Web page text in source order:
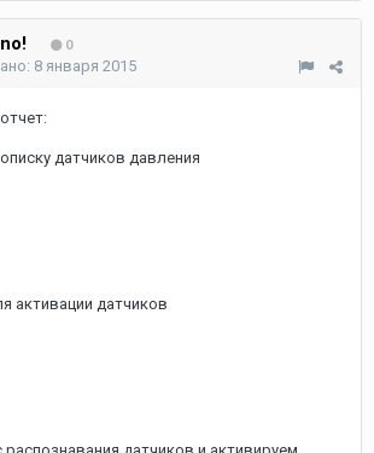
0
8 января 2015
датчиков давления
активации датчиков